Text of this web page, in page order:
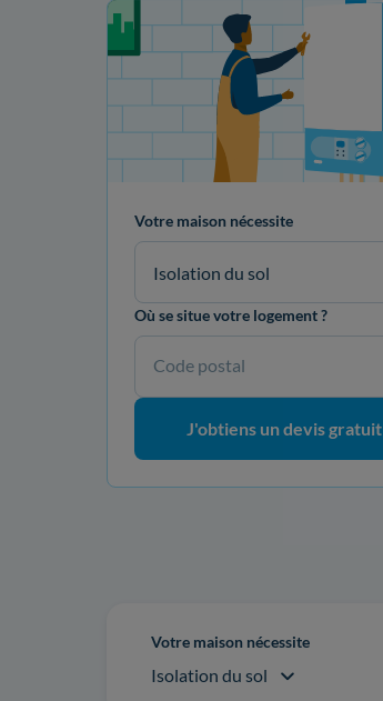
Votre projet de rénovation
Votre maison nécessite
Isolation du sol
Où se situe votre logement ?
Code postal
J'obtiens un devis gratuit
Votre maison nécessite
Isolation du sol